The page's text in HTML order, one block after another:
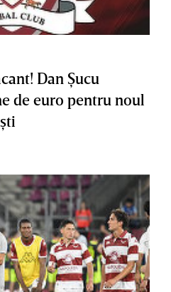
Dan Şucu
de euro pentru noul